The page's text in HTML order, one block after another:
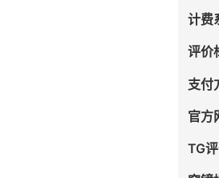
计费
评价
支付
官方
TG